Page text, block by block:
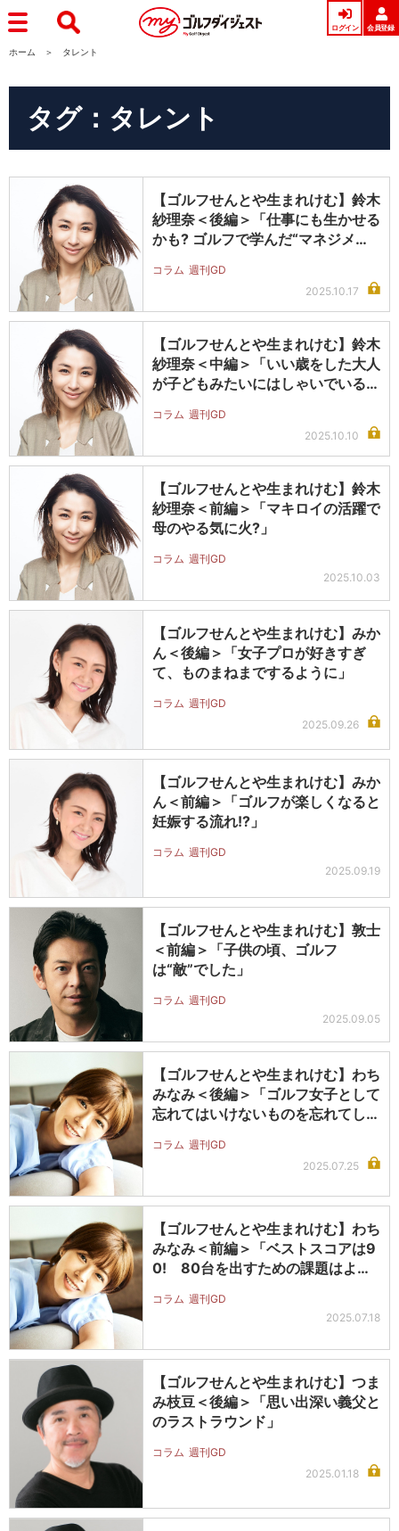
ログイン 会員登録
ホーム タレント
タグ：タレント
【ゴルフせんとや生まれけむ】鈴木
紗理奈＜後編＞「仕事にも生かせる
かも? ゴルフで学んだ“マネジメン
コラム 週刊GD
2025.10.17
【ゴルフせんとや生まれけむ】鈴木
紗理奈＜中編＞「いい歳をした大人
が子どもみたいにはしゃいでいる場
コラム 週刊GD
2025.10.10
【ゴルフせんとや生まれけむ】鈴木
紗理奈＜前編＞「マキロイの活躍で
母のやる気に火?」
コラム 週刊GD
2025.10.03
【ゴルフせんとや生まれけむ】みか
ん＜後編＞「女子プロが好きすぎ
て、ものまねまでするように」
コラム 週刊GD
2025.09.26
【ゴルフせんとや生まれけむ】みか
ん＜前編＞「ゴルフが楽しくなると
妊娠する流れ!?」
コラム 週刊GD
2025.09.19
【ゴルフせんとや生まれけむ】敦士
＜前編＞「子供の頃、ゴルフ
は“敵”でした」
コラム 週刊GD
2025.09.05
【ゴルフせんとや生まれけむ】わち
みなみ＜後編＞「ゴルフ女子として
忘れてはいけないものを忘れてしま
コラム 週刊GD
2025.07.25
【ゴルフせんとや生まれけむ】わち
みなみ＜前編＞「ベストスコアは9
0! 80台を出すための課題はよー
コラム 週刊GD
2025.07.18
【ゴルフせんとや生まれけむ】つま
み枝豆＜後編＞「思い出深い義父と
のラストラウンド」
コラム 週刊GD
2025.01.18